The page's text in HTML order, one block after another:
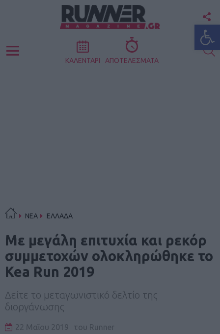
Menu ΚΑΛΕΝΤΑΡΙ ΑΠΟΤΕΛΕΣΜΑΤΑ
ΝΕΑ ΕΛΛΑΔΑ
Με μεγάλη επιτυχία και ρεκόρ
συμμετοχών ολοκληρώθηκε το
Kea Run 2019
Δείτε το μεταγωνιστικό δελτίο της
διοργάνωσης
22 Μαΐου 2019 του Runner